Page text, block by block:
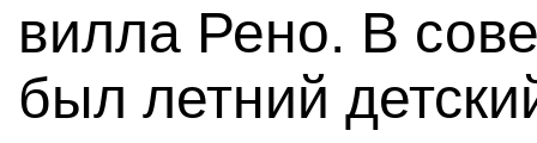
вилла Рено. В
был летний